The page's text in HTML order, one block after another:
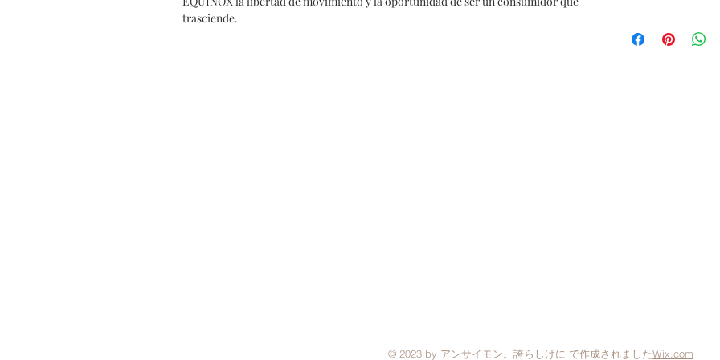
trasciende.
© 2023 by アンサイモン。誇らしげに で作成されましたWix.com